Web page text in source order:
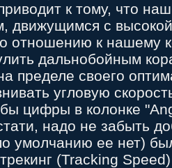
к тому, что
движущимся с
отношению к нашему
дальнобойным
пределе своего
угловую
цифры в колонке
надо не забыть
умолчанию ее нет)
(Tracking